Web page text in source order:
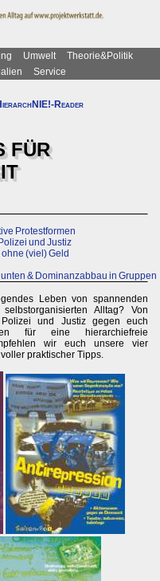
Umwelt
Theorie&Politik
Service
Reader
FÜR
Protestformen
und Justiz
(viel) Geld
& Dominanzabbau in Gruppen
Leben von spannenden
Alltag? Von
und Justiz gegen euch
für eine hierarchiefreie
wir euch unsere vier
praktischer Tipps.